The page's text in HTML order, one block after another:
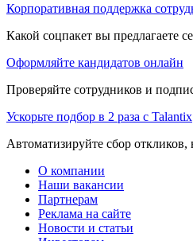
Корпоративная поддержка
Какой соцпакет вы предлагаете
Оформляйте кандидатов онлайн
Проверяйте сотрудников и
Ускорьте подбор в 2 раза с Talantix
Автоматизируйте сбор откликов,
О компании
Наши вакансии
Партнерам
Реклама на сайте
Новости и статьи